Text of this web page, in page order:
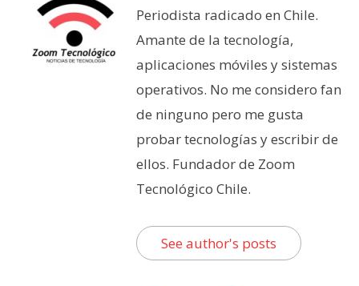
Periodista radicado en Chile.
Amante de la tecnología,
aplicaciones móviles y sistemas
operativos. No me considero fan
de ninguno pero me gusta
probar tecnologías y escribir de
ellos. Fundador de Zoom
Tecnológico Chile.
See author's posts